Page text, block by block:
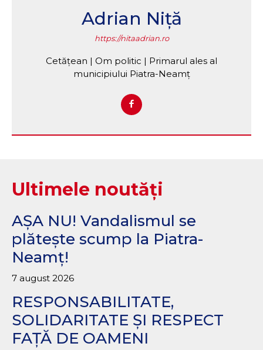
Adrian Niță
https://nitaadrian.ro
Cetățean | Om politic | Primarul ales al
municipiului Piatra-Neamț
Ultimele noutăți
AȘA NU! Vandalismul se
plătește scump la Piatra-
Neamț!
7 august 2026
RESPONSABILITATE,
SOLIDARITATE ȘI RESPECT
FAȚĂ DE OAMENI